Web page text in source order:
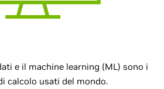
e il machine learning (ML) sono i
calcolo usati del mondo.